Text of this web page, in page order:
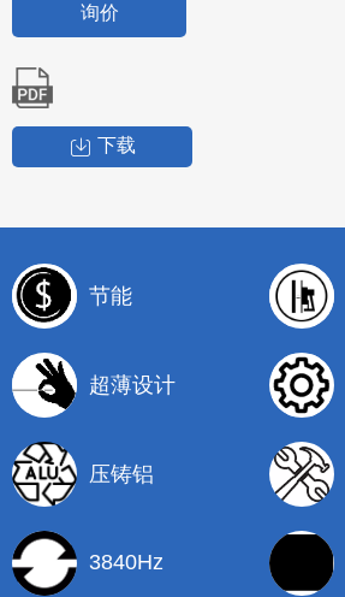
询价
下载
节能
超薄设计
压铸铝
3840Hz